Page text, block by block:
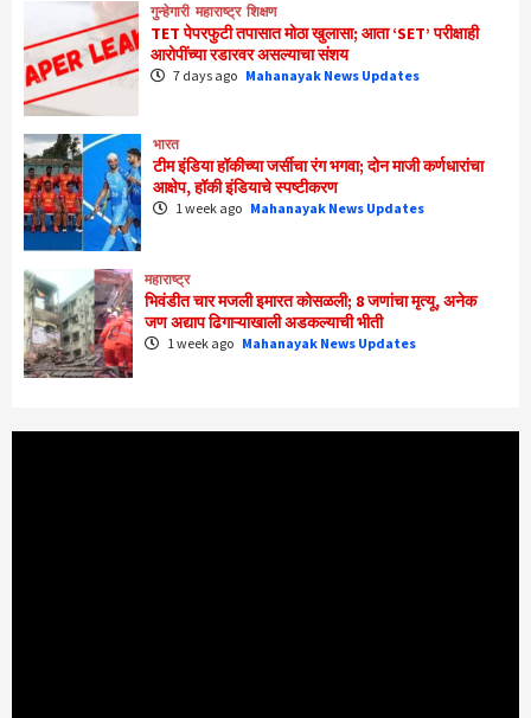
गुन्हेगारी महाराष्ट्र शिक्षण
TET पेपरफुटी तपासात मोठा खुलासा; आता ‘SET’ परीक्षाही
आरोपींच्या रडारवर असल्याचा संशय
7 days ago Mahanayak News Updates
भारत
टीम इंडिया हॉकीच्या जर्सीचा रंग भगवा; दोन माजी कर्णधारांचा
आक्षेप, हॉकी इंडियाचे स्पष्टीकरण
1 week ago Mahanayak News Updates
महाराष्ट्र
भिवंडीत चार मजली इमारत कोसळली; 8 जणांचा मृत्यू, अनेक
जण अद्याप ढिगाऱ्याखाली अडकल्याची भीती
1 week ago Mahanayak News Updates